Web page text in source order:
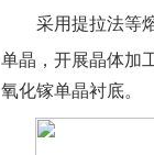
采用提拉法等
单晶，开展晶体加
氧化镓单晶衬底。